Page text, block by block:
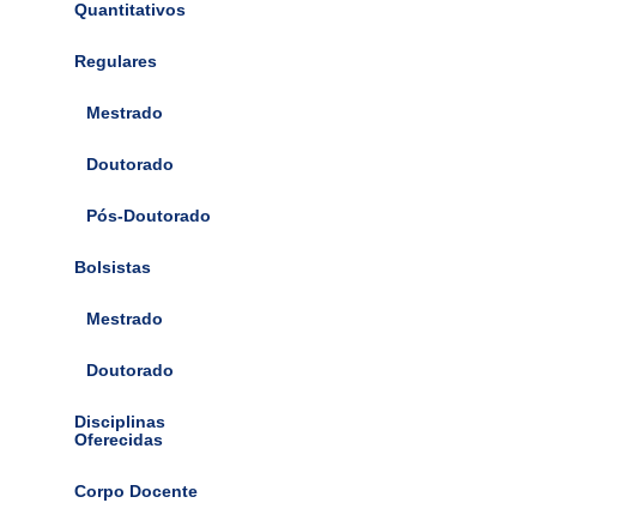
Quantitativos
Regulares
Mestrado
Doutorado
Pós-Doutorado
Bolsistas
Mestrado
Doutorado
Disciplinas
Oferecidas
Corpo Docente